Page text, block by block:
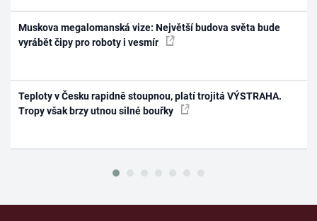
Muskova megalomanská vize: Největší budova světa bude
vyrábět čipy pro roboty i vesmír
Teploty v Česku rapidně stoupnou, platí trojitá VÝSTRAHA.
Tropy však brzy utnou silné bouřky